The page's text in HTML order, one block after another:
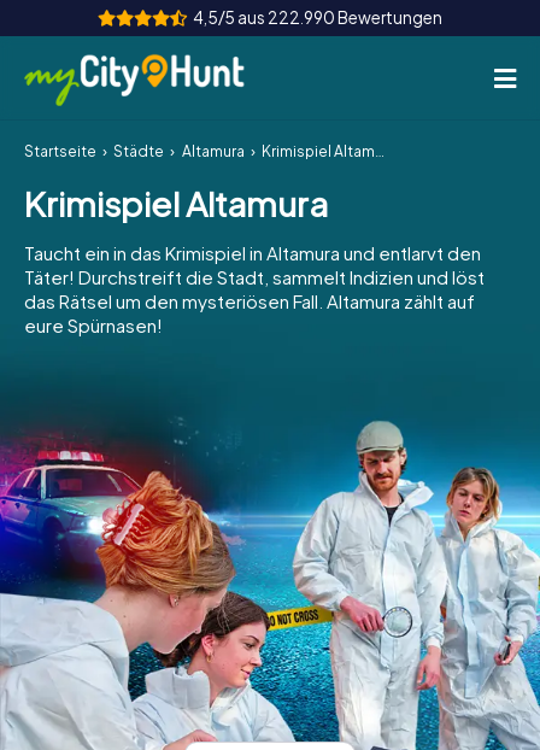
4,5/5 aus 222.990 Bewertungen
So funktioniert's
Städte
Touren
Teamevent
INT AT
ES
IE
IT
NL
Tickets buchen
Gutscheine bestellen
Startseite Städte Altamura Krimispiel Altamura
Krimispiel Altamura
Taucht ein in das Krimispiel in Altamura und entlarvt den
Täter! Durchstreift die Stadt, sammelt Indizien und löst
das Rätsel um den mysteriösen Fall. Altamura zählt auf
eure Spürnasen!